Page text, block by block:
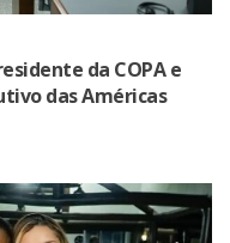
da COPA e
das Américas